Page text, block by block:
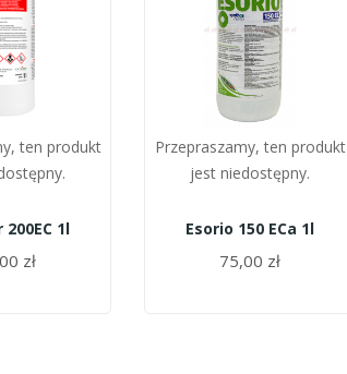
ten produkt
1l
zł
Przepraszamy, ten produkt
jest niedostępny.
Esorio 150 ECa 1l
75,00 zł